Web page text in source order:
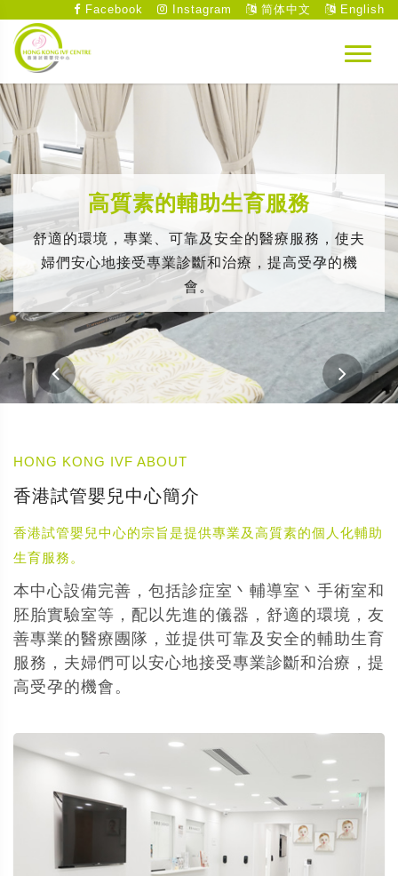
Facebook Instagram 简体中文 English
高質素的輔助生育服務
舒適的環境，專業、可靠及安全的醫療服務，使夫
婦們安心地接受專業診斷和治療，提高受孕的機
會。
HONG KONG IVF ABOUT
香港試管嬰兒中心簡介
香港試管嬰兒中心的宗旨是提供專業及高質素的個人化輔助
生育服務。
本中心設備完善，包括診症室丶輔導室丶手術室和
胚胎實驗室等，配以先進的儀器，舒適的環境，友
善專業的醫療團隊，並提供可靠及安全的輔助生育
服務，夫婦們可以安心地接受專業診斷和治療，提
高受孕的機會。